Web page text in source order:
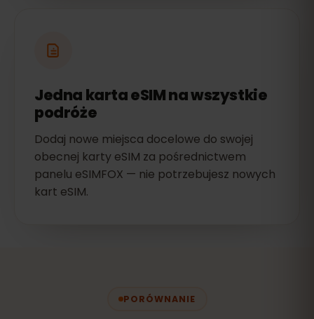
Jedna karta eSIM na wszystkie
podróże
Dodaj nowe miejsca docelowe do swojej
obecnej karty eSIM za pośrednictwem
panelu eSIMFOX — nie potrzebujesz nowych
kart eSIM.
PORÓWNANIE